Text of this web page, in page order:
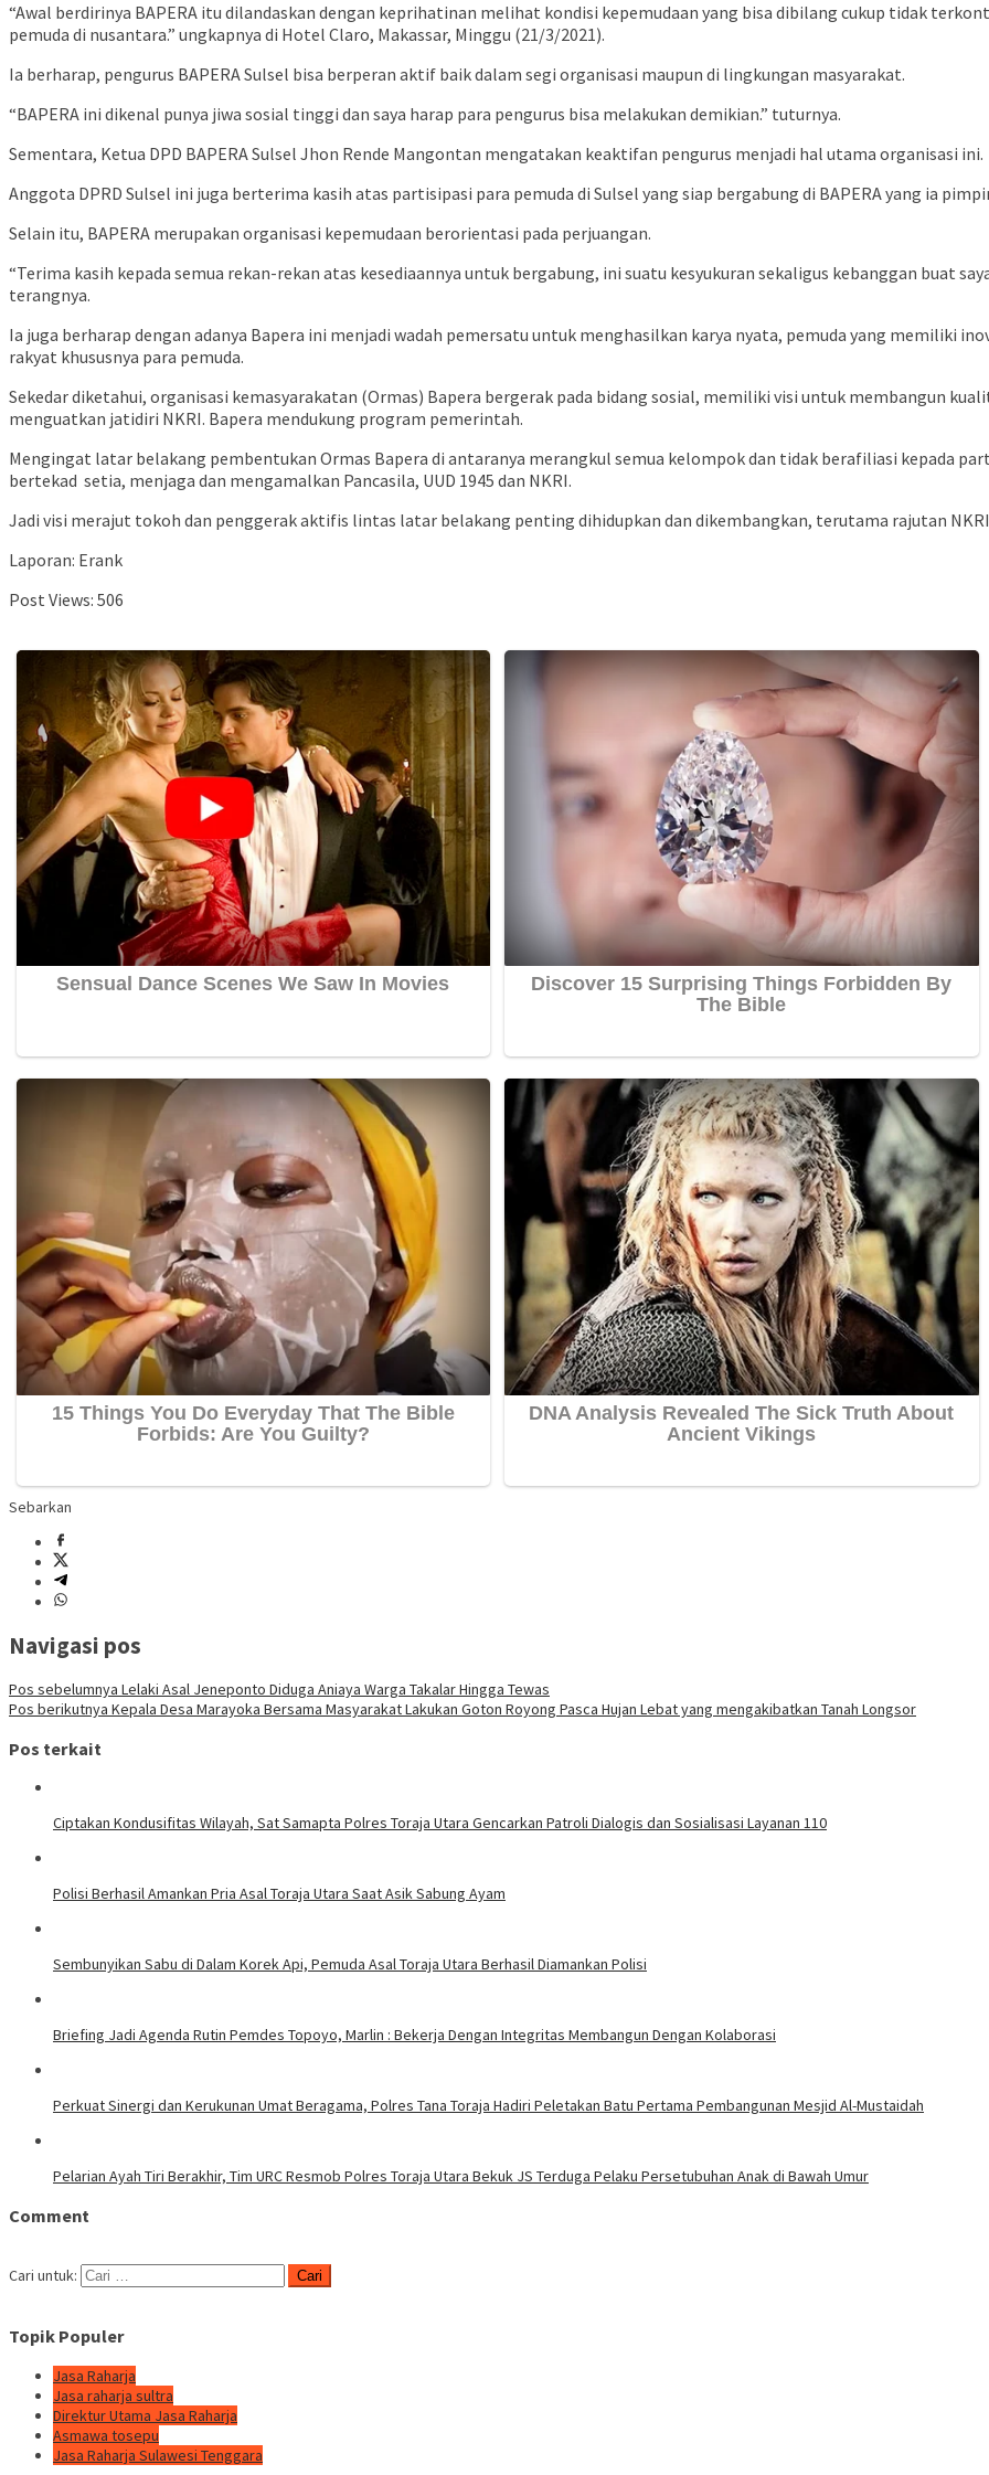
“Awal berdirinya BAPERA itu dilandaskan dengan keprihatinan melihat kondisi kepemudaan yang bisa dibilang cukup tidak
pemuda di nusantara.” ungkapnya di Hotel Claro, Makassar, Minggu (21/3/2021).
Ia berharap, pengurus BAPERA Sulsel bisa berperan aktif baik dalam segi organisasi maupun di lingkungan masyarakat.
“BAPERA ini dikenal punya jiwa sosial tinggi dan saya harap para pengurus bisa melakukan demikian.” tuturnya.
Sementara, Ketua DPD BAPERA Sulsel Jhon Rende Mangontan mengatakan keaktifan pengurus menjadi hal utama organisasi ini.
Anggota DPRD Sulsel ini juga berterima kasih atas partisipasi para pemuda di Sulsel yang siap bergabung di BAPERA yang ia
Selain itu, BAPERA merupakan organisasi kepemudaan berorientasi pada perjuangan.
“Terima kasih kepada semua rekan-rekan atas kesediaannya untuk bergabung, ini suatu kesyukuran sekaligus kebanggan buat
terangnya.
Ia juga berharap dengan adanya Bapera ini menjadi wadah pemersatu untuk menghasilkan karya nyata, pemuda yang memiliki
rakyat khususnya para pemuda.
Sekedar diketahui, organisasi kemasyarakatan (Ormas) Bapera bergerak pada bidang sosial, memiliki visi untuk membangun
menguatkan jatidiri NKRI. Bapera mendukung program pemerintah.
Mengingat latar belakang pembentukan Ormas Bapera di antaranya merangkul semua kelompok dan tidak berafiliasi kepada
bertekad setia, menjaga dan mengamalkan Pancasila, UUD 1945 dan NKRI.
Jadi visi merajut tokoh dan penggerak aktifis lintas latar belakang penting dihidupkan dan dikembangkan, terutama rajutan
Laporan: Erank
Post Views: 506
Sebarkan
Navigasi pos
Pos sebelumnya Lelaki Asal Jeneponto Diduga Aniaya Warga Takalar Hingga Tewas
Pos berikutnya Kepala Desa Marayoka Bersama Masyarakat Lakukan Goton Royong Pasca Hujan Lebat yang mengakibatkan Tanah Longsor
Pos terkait
Ciptakan Kondusifitas Wilayah, Sat Samapta Polres Toraja Utara Gencarkan Patroli Dialogis dan Sosialisasi Layanan 110
Polisi Berhasil Amankan Pria Asal Toraja Utara Saat Asik Sabung Ayam
Sembunyikan Sabu di Dalam Korek Api, Pemuda Asal Toraja Utara Berhasil Diamankan Polisi
Briefing Jadi Agenda Rutin Pemdes Topoyo, Marlin : Bekerja Dengan Integritas Membangun Dengan Kolaborasi
Perkuat Sinergi dan Kerukunan Umat Beragama, Polres Tana Toraja Hadiri Peletakan Batu Pertama Pembangunan Mesjid Al-Mustaidah
Pelarian Ayah Tiri Berakhir, Tim URC Resmob Polres Toraja Utara Bekuk JS Terduga Pelaku Persetubuhan Anak di Bawah Umur
Comment
Cari untuk:
Topik Populer
Jasa Raharja
Jasa raharja sultra
Direktur Utama Jasa Raharja
Asmawa tosepu
Jasa Raharja Sulawesi Tenggara